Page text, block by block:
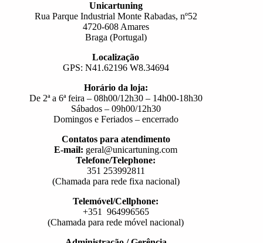
Unicartuning
Rua Parque Industrial Monte Rabadas, nº52
4720-608 Amares
Braga (Portugal)
Localização
GPS: N41.62196 W8.34694
Horário da loja:
De 2ª a 6ª feira – 08h00/12h30 – 14h00-18h30
Sábados – 09h00/12h30
Domingos e Feriados – encerrado
Contatos para atendimento
E-mail: geral@unicartuning.com
Telefone/Telephone:
351 253992811
(Chamada para rede fixa nacional)
Telemóvel/Cellphone:
+351 964996565
(Chamada para rede móvel nacional)